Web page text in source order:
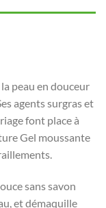
peau en douceur
agents surgras et
font place à
Gel moussante
sans savon
et démaquille